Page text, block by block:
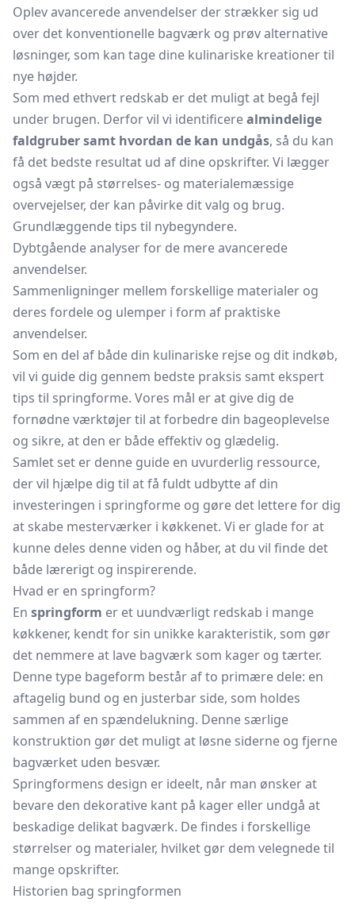
Oplev avancerede anvendelser der strækker sig ud
over det konventionelle bagværk og prøv alternative
løsninger, som kan tage dine kulinariske kreationer til
nye højder.
Som med ethvert redskab er det muligt at begå fejl
under brugen. Derfor vil vi identificerealmindelige
faldgruber samt hvordan de kan undgås, så du kan
få det bedste resultat ud af dine opskrifter. Vi lægger
også vægt på størrelses- og materialemæssige
overvejelser, der kan påvirke dit valg og brug.
Grundlæggende tips til nybegyndere.
Dybtgående analyser for de mere avancerede
anvendelser.
Sammenligninger mellem forskellige materialer og
deres fordele og ulemper i form af praktiske
anvendelser.
Som en del af både din kulinariske rejse og dit indkøb,
vil vi guide dig gennem bedste praksis samt ekspert
tips til springforme. Vores mål er at give dig de
fornødne værktøjer til at forbedre din bageoplevelse
og sikre, at den er både effektiv og glædelig.
Samlet set er denne guide en uvurderlig ressource,
der vil hjælpe dig til at få fuldt udbytte af din
investeringen i springforme og gøre det lettere for dig
at skabe mesterværker i køkkenet. Vi er glade for at
kunne deles denne viden og håber, at du vil finde det
både lærerigt og inspirerende.
Hvad er en springform?
En springform er et uundværligt redskab i mange
køkkener, kendt for sin unikke karakteristik, som gør
det nemmere at lave bagværk som kager og tærter.
Denne type bageform består af to primære dele: en
aftagelig bund og en justerbar side, som holdes
sammen af en spændelukning. Denne særlige
konstruktion gør det muligt at løsne siderne og fjerne
bagværket uden besvær.
Springformens design er ideelt, når man ønsker at
bevare den dekorative kant på kager eller undgå at
beskadige delikat bagværk. De findes i forskellige
størrelser og materialer, hvilket gør dem velegnede til
mange opskrifter.
Historien bag springformen